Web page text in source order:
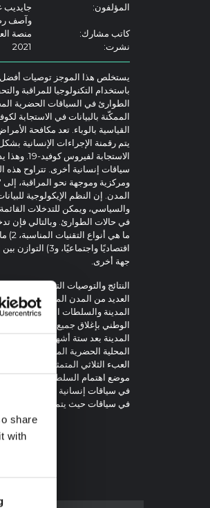
share
with
المؤلفون:
جايديب
وآصف
كاتب مشارك:
منصة
نشرت:
2021
يستخلص هذا الموجز توصيات أفضل
باستخدام التكنولوجيا للمراقبة
الطوارئ في السياقات الحضرية
القياسية بالوباء. تعد مكافحة
يتم رقمنة الإجراءات الإنسانية
سياقات إنسانية أخرى. تتراوح هذه
ومركزية وموجهة نحو المراقبة،
المدن. إن النظم الإيكولوجية
والسياسي، ويمكن للتدخلات
ما
اقتصاديًا
جهة أخرى.
النتائج والتوصيات التي توصلنا
العديد من المدن المشاركة في
الوطني بإغلاق جميع التفاعلات
المدينة بعد ستة أشهر من بدء
المحلية الحضرية المكلفة
العبء الثلاثي المتمثل في
موضع اهتمام السلطات المحلية
في سياقات إنسانية أخرى،
في سياقات حيث يتم إحباط البنى